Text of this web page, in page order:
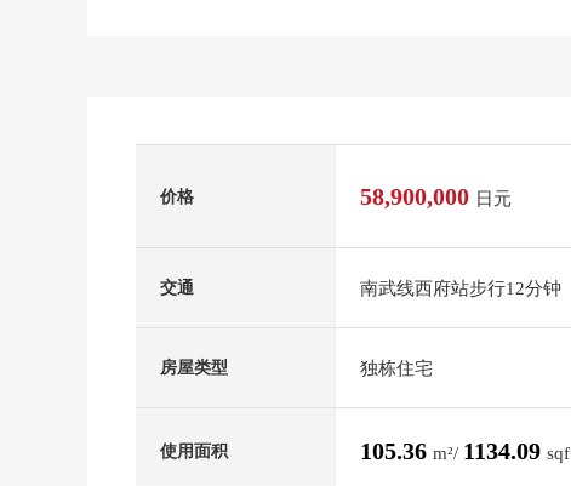
价格 58,900,000 日元
交通 南武线西府站步行12分钟
房屋类型 独栋住宅
使用面积 105.36 m²/ 1134.09 sqf